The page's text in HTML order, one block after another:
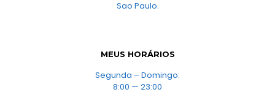
Sao Paulo.
MEUS HORÁRIOS
Segunda – Domingo:
8:00 — 23:00